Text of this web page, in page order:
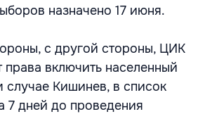
назначено 17 июня.
с другой стороны, ЦИК
права включить населенный
случае Кишинев, в список
7 дней до проведения